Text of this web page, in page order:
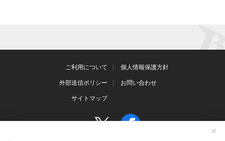
✕
ご利用について 個人情報保護方針
外部送信ポリシー お問い合わせ
サイトマップ